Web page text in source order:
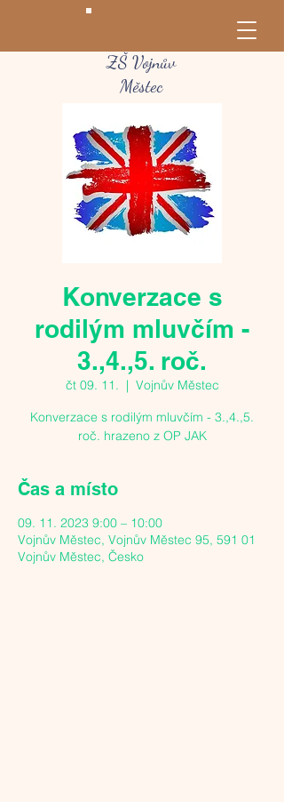
ZŠ Vojnův
Městec
Konverzace s
rodilým mluvčím -
3.,4.,5. roč.
čt 09. 11.
  |
Vojnův Městec
Konverzace s rodilým mluvčím - 3.,4.,5.
roč. hrazeno z OP JAK
Čas a místo
09. 11. 2023 9:00 – 10:00
Vojnův Městec, Vojnův Městec 95, 591 01
Vojnův Městec, Česko